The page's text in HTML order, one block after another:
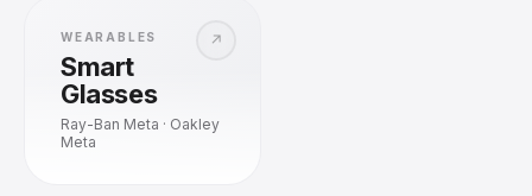
↗
WEARABLES
Smart
Glasses
Ray-Ban Meta · Oakley
Meta